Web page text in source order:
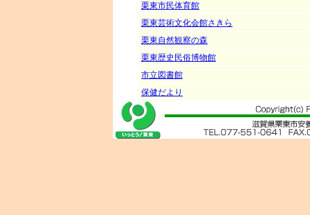
栗東市民体育館
栗東芸術文化会館さきら
栗東自然観察の森
栗東歴史民俗博物館
市立図書館
保健だより